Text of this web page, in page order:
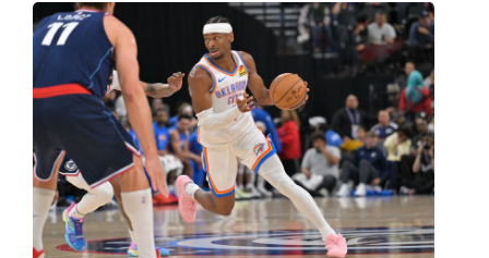
中部首間雅樂軒酒店
THE世界大學影響力排名公佈 中山醫大SDG3獲全球第
23名、全台醫學大學第3名
桃園市籌備115年全民運動會 體育局：預計9月前完成
重要前置作業
2026年金星最佳觀賞期將至 週五日落後仰角達全年最
高
台中》中山醫大響應「30+大學計畫」 推出餐飲經營與
高齡照護學分專班
三星伴月聯手金星近鬼宿星團 端午連假西方低空上演天
台中》端午節前勞累驚覺單側無力 攤商「亞急性腦出
血」醫籲三徵兆速就醫
台中》跨越萬里深耕20年 中山附醫協助吐瓦魯建置首
套急診檢傷系統
世足》姆巴佩梅開二度破隊史紀錄 法國3比1擊敗塞內
加爾奪世界盃開門紅
搶攻端午連假人潮 臺北天文館推銀河特展與免費劇場搶
客
台中》萬豐國小奪少棒全國冠軍 赴美參賽盼各界正視
500萬經費缺口
蕭美琴視察帛琉Malakal島開發計畫 盼深化台帛水產與